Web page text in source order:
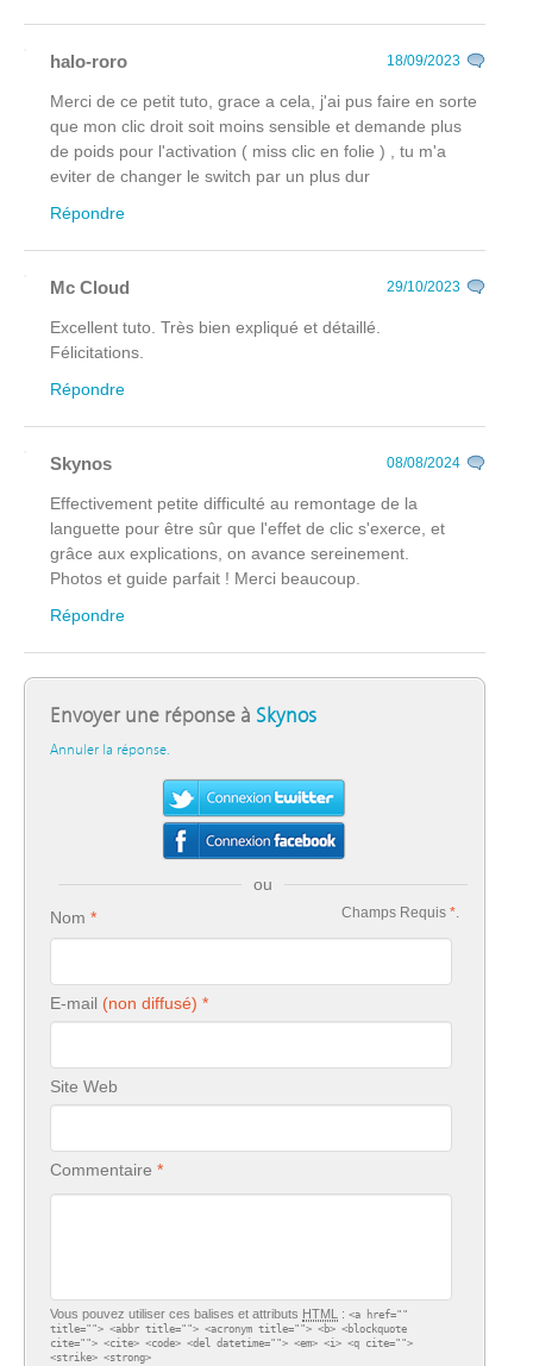
halo-roro 18/09/2023
Merci de ce petit tuto, grace a cela, j'ai pus faire en sorte
que mon clic droit soit moins sensible et demande plus
de poids pour l'activation ( miss clic en folie ) , tu m'a
eviter de changer le switch par un plus dur
Répondre
Mc Cloud 29/10/2023
Excellent tuto. Très bien expliqué et détaillé.
Félicitations.
Répondre
Skynos 08/08/2024
Effectivement petite difficulté au remontage de la
languette pour être sûr que l'effet de clic s'exerce, et
grâce aux explications, on avance sereinement.
Photos et guide parfait ! Merci beaucoup.
Répondre
Envoyer une réponse à Skynos
Annuler la réponse.
ou
Champs Requis *.
Nom
E-mail
Site Web
Commentaire
Vous pouvez utiliser ces balises et attributs HTML : <a href=""
title=""> <abbr title=""> <acronym title=""> <b> <blockquote
cite=""> <cite> <code> <del datetime=""> <em> <i> <q cite="">
<strike> <strong>